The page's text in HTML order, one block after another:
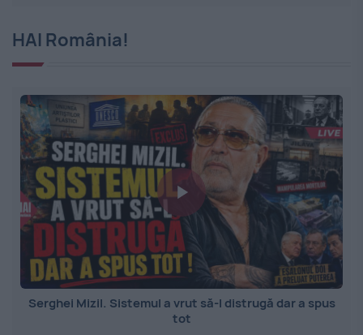
HAI România!
Serghei Mizil. Sistemul a vrut să-l distrugă dar a spus
tot